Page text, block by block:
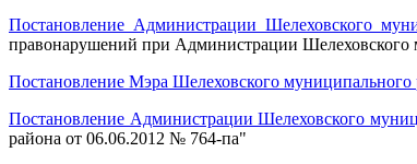
Постановление Администрации Шелеховского
правонарушений при Администрации Шелеховского
Постановление Мэра Шелеховского
Постановление Администрации Шелеховского
района от 06.06.2012 № 764-па"